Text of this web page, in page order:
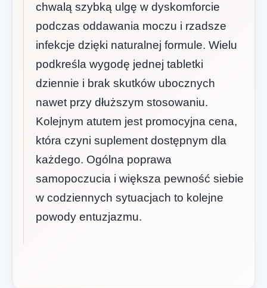
chwalą szybką ulgę w dyskomforcie
podczas oddawania moczu i rzadsze
infekcje dzięki naturalnej formule. Wielu
podkreśla wygodę jednej tabletki
dziennie i brak skutków ubocznych
nawet przy dłuższym stosowaniu.
Kolejnym atutem jest promocyjna cena,
która czyni suplement dostępnym dla
każdego. Ogólna poprawa
samopoczucia i większa pewność siebie
w codziennych sytuacjach to kolejne
powody entuzjazmu.